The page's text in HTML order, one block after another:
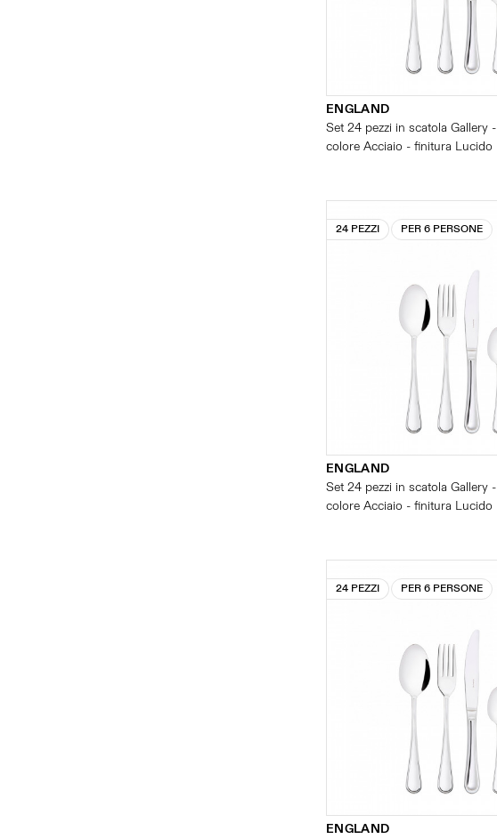
ENGLAND
Set 24 pezzi in scatola Gallery -
colore Acciaio - finitura Lucido
24 PEZZI PER 6 PERSONE
ENGLAND
Set 24 pezzi in scatola Gallery -
colore Acciaio - finitura Lucido
24 PEZZI PER 6 PERSONE
ENGLAND